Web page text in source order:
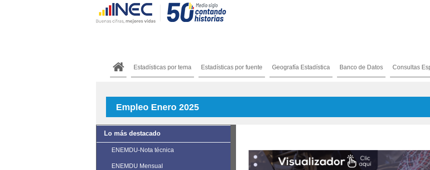
Estadísticas por tema Estadísticas por fuente Geografía Estadística Banco de Datos Consultas
Empleo Enero 2025
Lo más destacado
ENEMDU-Nota técnica
ENEMDU Mensual